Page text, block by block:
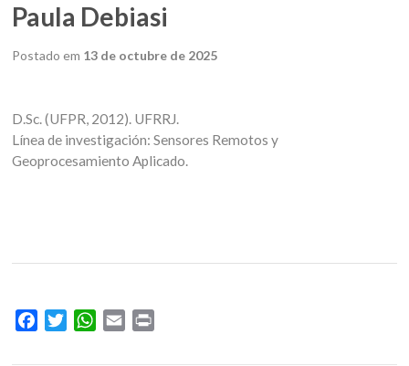
Paula Debiasi
Postado em 13 de octubre de 2025
D.Sc. (UFPR, 2012). UFRRJ.
Línea de investigación: Sensores Remotos y
Geoprocesamiento Aplicado.
FacebookTwitterWhatsApp
Email